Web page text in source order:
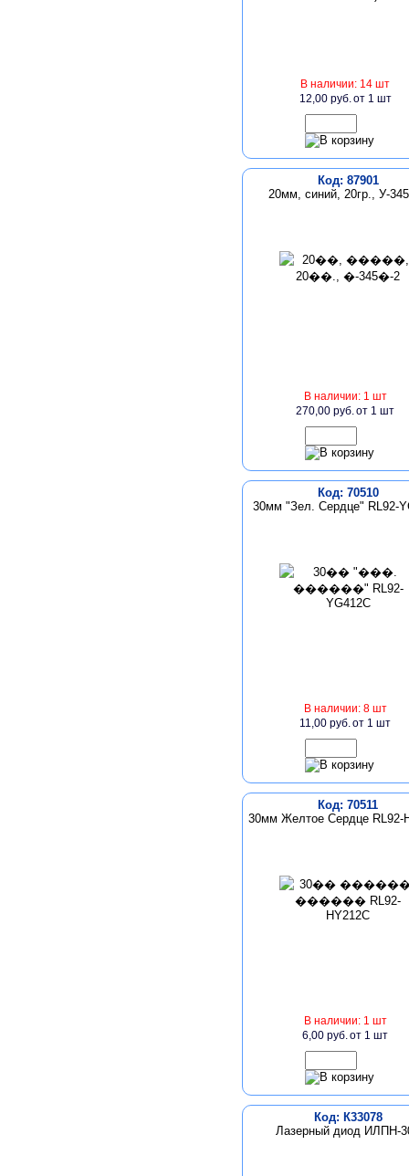
В наличии: 14 шт
12,00 руб.от 1 шт
Код: 87901
20мм, синий, 20гр., У-
В наличии: 1 шт
270,00 руб.от 1 шт
Код: 70510
30мм "Зел. Сердце" RL92-
В наличии: 8 шт
11,00 руб.от 1 шт
Код: 70511
30мм Желтое Сердце RL92-
В наличии: 1 шт
6,00 руб.от 1 шт
Код: К33078
Лазерный диод ИЛПН-